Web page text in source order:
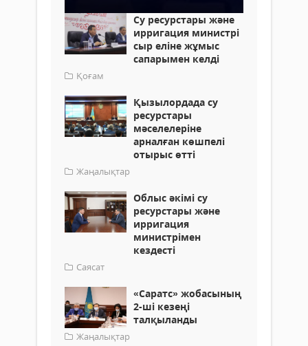
Су ресурстары және
ирригация министрі
сыр еліне жұмыс
сапарымен келді
Қоғам
Қызылордада су
ресурстары
мәселелеріне
арналған көшпелі
отырыс өтті
Жаңалықтар
Облыс әкімі су
ресурстары және
ирригация
министрімен
кездесті
Саясат
«Саратс» жобасының
2-ші кезеңі
талқыланды
Жаңалықтар